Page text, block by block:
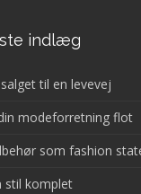
indlæg
til en levevej
modeforretning flot
som fashion
stil komplet